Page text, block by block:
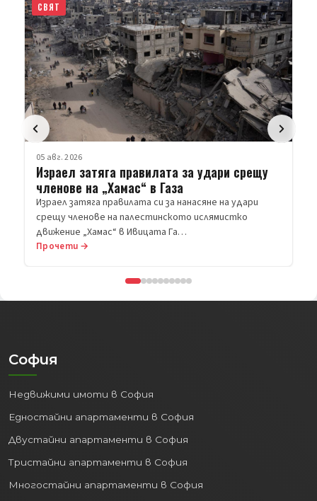
СВЯТ
05 авг. 2026
Израел затяга правилата за удари срещу
членове на „Хамас“ в Газа
Израел затяга правилата си за нанасяне на удари
срещу членове на палестинското ислямистко
движение „Хамас“ в Ивицата Га…
Прочети →
София
Недвижими имоти в София
Едностайни апартаменти в София
Двустайни апартаменти в София
Тристайни апартаменти в София
Многостайни апартаменти в София